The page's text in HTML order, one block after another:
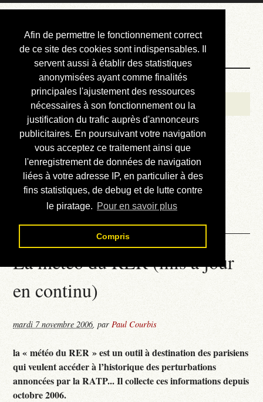
Afin de permettre le fonctionnement correct
de ce site des cookies sont indispensables. Il
servent aussi à établir des statistiques
anonymisées ayant comme finalités
principales l'ajustement des ressources
nécessaires à son fonctionnement ou la
justification du trafic auprès d'annonceurs
publicitaires. En poursuivant votre navigation
vous acceptez ce traitement ainsi que
l'enregistrement de données de navigation
liées à votre adresse IP, en particulier à des
fins statistiques, de debug et de lutte contre
le piratage. Pour en savoir plus
Compris
Courbis, « LE »
Blog Officiel
Bienvenue
Réalisations
Divers (et d’été)
Annonces
Liens externes
Téléchargement
Contact
La météo du RER (mis à jour
en continu)
mardi 7 novembre 2006,parPaul Courbis
la « météo du RER » est un outil à destination des parisiens
qui veulent accéder à l’historique des perturbations
annoncées par la RATP... Il collecte ces informations depuis
octobre 2006.